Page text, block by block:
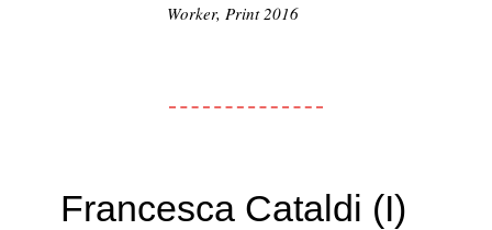
Worker, Print 2016
Francesca Cataldi (I)